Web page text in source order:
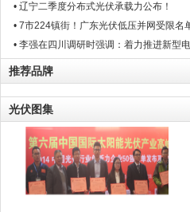
• 辽宁二季度分布式光伏承载力公布！
• 7市224镇街！广东光伏低压并网受限名
• 李强在四川调研时强调：着力推进新型
推荐品牌
光伏图集